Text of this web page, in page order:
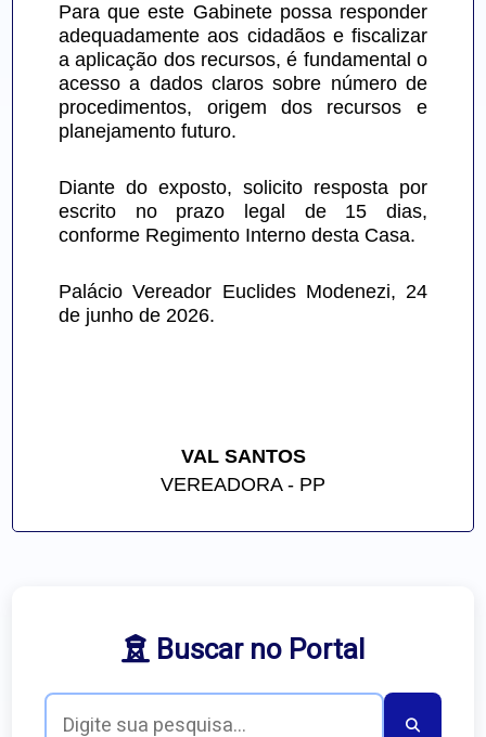
Para que este Gabinete possa responder
adequadamente aos cidadãos e fiscalizar
a aplicação dos recursos, é fundamental o
acesso a dados claros sobre número de
procedimentos, origem dos recursos e
planejamento futuro.
Diante do exposto, solicito resposta por
escrito no prazo legal de 15 dias,
conforme Regimento Interno desta Casa.
Palácio Vereador Euclides Modenezi, 24
de junho de 2026.
VAL SANTOS
VEREADORA - PP
Buscar no Portal